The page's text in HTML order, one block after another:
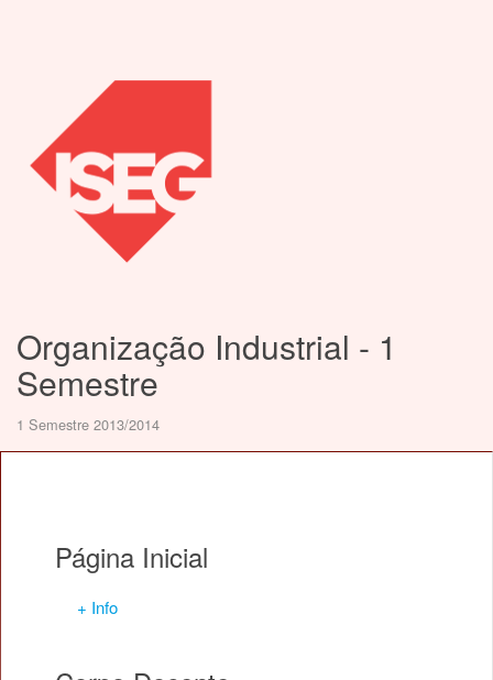
Organização Industrial - 1
Semestre
1 Semestre 2013/2014
Página Inicial
+ Info